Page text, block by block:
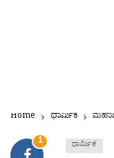
Home ಧಾರ್ಮಿಕ
ಧಾರ್ಮಿಕ
1